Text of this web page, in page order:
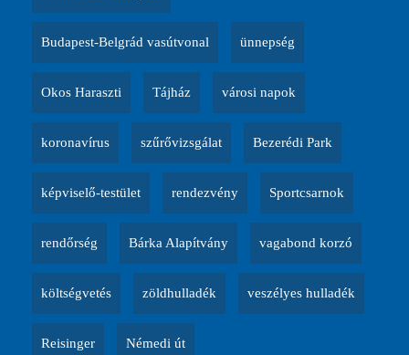
Budapest-Belgrád vasútvonal ünnepség
Okos Haraszti Tájház városi napok
koronavírus szűrővizsgálat Bezerédi Park
képviselő-testület rendezvény Sportcsarnok
rendőrség Bárka Alapítvány vagabond korzó
költségvetés zöldhulladék veszélyes hulladék
Reisinger Némedi út